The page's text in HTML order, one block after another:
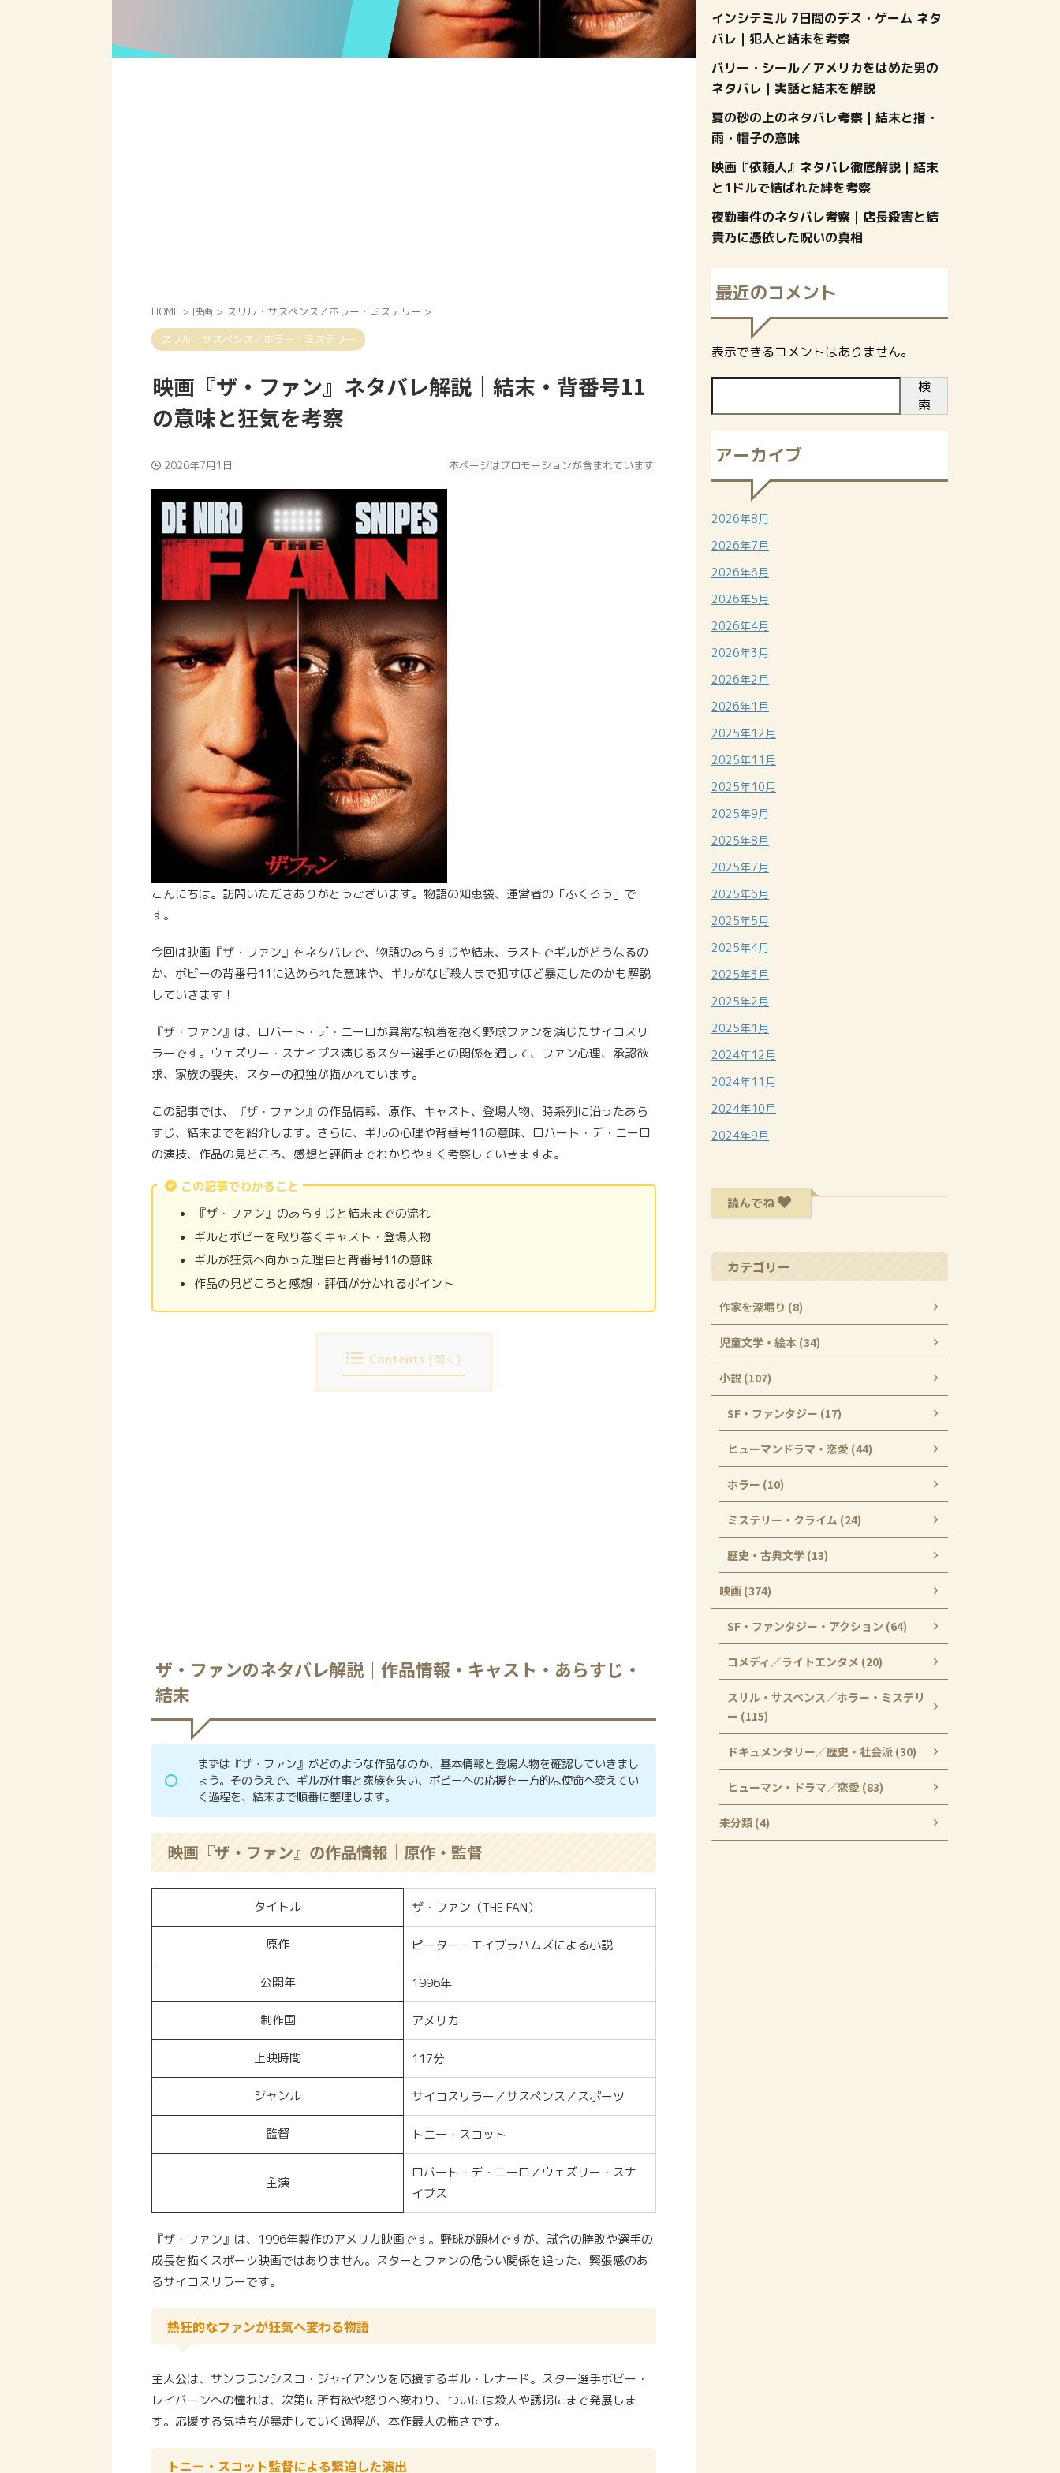
HOME > 映画 > スリル・サスペンス／ホラー・ミステリー >
スリル・サスペンス／ホラー・ミステリー
映画『ザ・ファン』ネタバレ解説｜結末・背番号11
の意味と狂気を考察
2026年7月1日 本ページはプロモーションが含まれています
こんにちは。訪問いただきありがとうございます。物語の知恵袋、運営者の「ふくろう」で
す。
今回は映画『ザ・ファン』をネタバレで、物語のあらすじや結末、ラストでギルがどうなるの
か、ボビーの背番号11に込められた意味や、ギルがなぜ殺人まで犯すほど暴走したのかも解説
していきます！
『ザ・ファン』は、ロバート・デ・ニーロが異常な執着を抱く野球ファンを演じたサイコスリ
ラーです。ウェズリー・スナイプス演じるスター選手との関係を通して、ファン心理、承認欲
求、家族の喪失、スターの孤独が描かれています。
この記事では、『ザ・ファン』の作品情報、原作、キャスト、登場人物、時系列に沿ったあら
すじ、結末までを紹介します。さらに、ギルの心理や背番号11の意味、ロバート・デ・ニーロ
の演技、作品の見どころ、感想と評価までわかりやすく考察していきますよ。
この記事でわかること
『ザ・ファン』のあらすじと結末までの流れ
ギルとボビーを取り巻くキャスト・登場人物
ギルが狂気へ向かった理由と背番号11の意味
作品の見どころと感想・評価が分かれるポイント
Contents [開く ]
ザ・ファンのネタバレ解説｜作品情報・キャスト・あらすじ・
結末
まずは『ザ・ファン』がどのような作品なのか、基本情報と登場人物を確認していきまし
ょう。そのうえで、ギルが仕事と家族を失い、ボビーへの応援を一方的な使命へ変えてい
く過程を、結末まで順番に整理します。
映画『ザ・ファン』の作品情報｜原作・監督
タイトル ザ・ファン（THE FAN）
原作 ピーター・エイブラハムズによる小説
公開年 1996年
制作国 アメリカ
上映時間 117分
ジャンル サイコスリラー／サスペンス／スポーツ
監督 トニー・スコット
主演
ロバート・デ・ニーロ／ウェズリー・スナ
イプス
『ザ・ファン』は、1996年製作のアメリカ映画です。野球が題材ですが、試合の勝敗や選手の
成長を描くスポーツ映画ではありません。スターとファンの危うい関係を追った、緊張感のあ
るサイコスリラーです。
熱狂的なファンが狂気へ変わる物語
主人公は、サンフランシスコ・ジャイアンツを応援するギル・レナード。スター選手ボビー・
レイバーンへの憧れは、次第に所有欲や怒りへ変わり、ついには殺人や誘拐にまで発展しま
す。応援する気持ちが暴走していく過程が、本作最大の怖さです。
トニー・スコット監督による緊迫した演出
インシテミル 7日間のデス・ゲーム ネタ
バレ｜犯人と結末を考察
バリー・シール／アメリカをはめた男の
ネタバレ｜実話と結末を解説
夏の砂の上のネタバレ考察｜結末と指・
雨・帽子の意味
映画『依頼人』ネタバレ徹底解説｜結末
と1ドルで結ばれた絆を考察
夜勤事件のネタバレ考察｜店長殺害と結
貴乃に憑依した呪いの真相
最近のコメント
表示できるコメントはありません。
検
索
アーカイブ
2026年8月
2026年7月
2026年6月
2026年5月
2026年4月
2026年3月
2026年2月
2026年1月
2025年12月
2025年11月
2025年10月
2025年9月
2025年8月
2025年7月
2025年6月
2025年5月
2025年4月
2025年3月
2025年2月
2025年1月
2024年12月
2024年11月
2024年10月
2024年9月
読んでね
カテゴリー
作家を深堀り (8)
児童文学・絵本 (34)
小説 (107)
SF・ファンタジー (17)
ヒューマンドラマ・恋愛 (44)
ホラー (10)
ミステリー・クライム (24)
歴史・古典文学 (13)
映画 (374)
SF・ファンタジー・アクション (64)
コメディ／ライトエンタメ (20)
スリル・サスペンス／ホラー・ミステリ
ー (115)
ドキュメンタリー／歴史・社会派 (30)
ヒューマン・ドラマ／恋愛 (83)
未分類 (4)